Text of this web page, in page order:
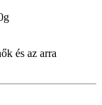
és az arra